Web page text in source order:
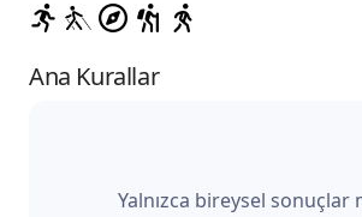
Ana Kurallar
Yalnızca bireysel sonuçlar